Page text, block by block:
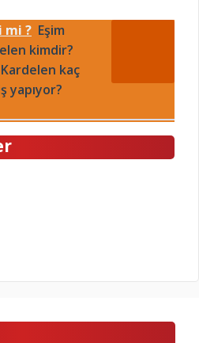
mi ? Eşim
kimdir?
kaç
yapıyor?